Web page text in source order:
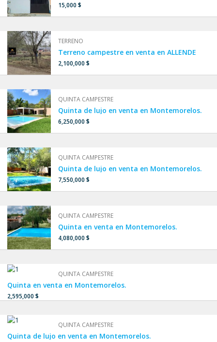
15,000 $
TERRENO
Terreno campestre en venta en ALLENDE
2,100,000 $
QUINTA CAMPESTRE
Quinta de lujo en venta en Montemorelos.
6,250,000 $
QUINTA CAMPESTRE
Quinta de lujo en venta en Montemorelos.
7,550,000 $
QUINTA CAMPESTRE
Quinta en venta en Montemorelos.
4,080,000 $
QUINTA CAMPESTRE
Quinta en venta en Montemorelos.
2,595,000 $
QUINTA CAMPESTRE
Quinta de lujo en venta en Montemorelos.